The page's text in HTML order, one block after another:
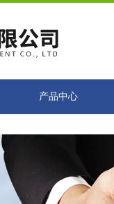
产品中心